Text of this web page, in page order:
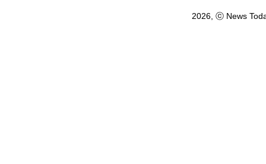
2026, ⓒ News